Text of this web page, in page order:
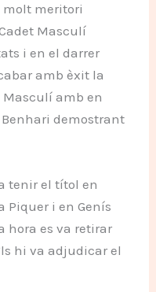
molt meritori
Masculí
i en el darrer
amb èxit la
amb en
demostrant
tenir el títol en
Piquer i en Genís
hora es va retirar
hi va adjudicar el